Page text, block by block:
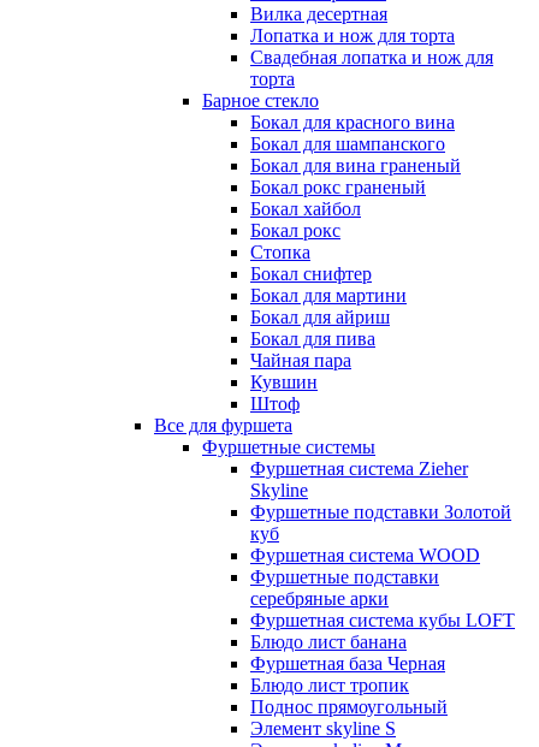
Вилка десертная
Лопатка и нож для торта
Свадебная лопатка и нож для
торта
Барное стекло
Бокал для красного вина
Бокал для шампанского
Бокал для вина граненый
Бокал рокс граненый
Бокал хайбол
Бокал рокс
Стопка
Бокал снифтер
Бокал для мартини
Бокал для айриш
Бокал для пива
Чайная пара
Кувшин
Штоф
Все для фуршета
Фуршетные системы
Фуршетная система Zieher
Skyline
Фуршетные подставки Золотой
куб
Фуршетная система WOOD
Фуршетные подставки
серебряные арки
Фуршетная система кубы LOFT
Блюдо лист банана
Фуршетная база Черная
Блюдо лист тропик
Поднос прямоугольный
Элемент skyline S